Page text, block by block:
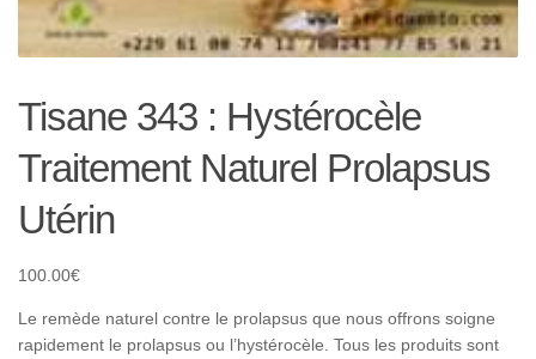
Tisane 343 : Hystérocèle
Traitement Naturel Prolapsus
Utérin
100.00€
Le remède naturel contre le prolapsus que nous offrons soigne
rapidement le prolapsus ou l’hystérocèle. Tous les produits sont